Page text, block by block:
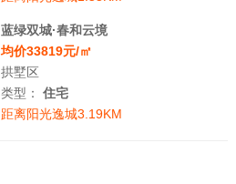
蓝绿双城·春和云境
均价33819元/㎡
拱墅区
类型：住宅
距离阳光逸城3.19KM